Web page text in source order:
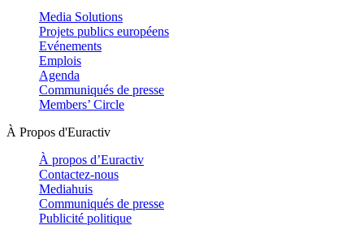
Media Solutions
Projets publics européens
Evénements
Emplois
Agenda
Communiqués de presse
Members’ Circle
À Propos d'Euractiv
À propos d’Euractiv
Contactez-nous
Mediahuis
Communiqués de presse
Publicité politique